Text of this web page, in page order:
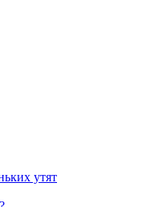
утят